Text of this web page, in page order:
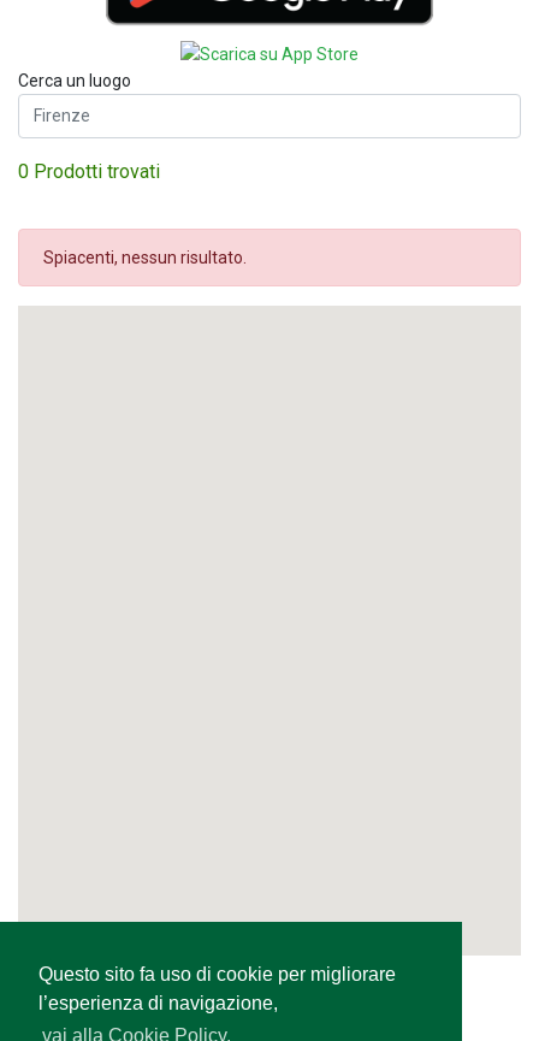
Questo sito fa uso di cookie per migliorare
l’esperienza di navigazione,
vai alla Cookie Policy.
Cerca un luogo
0 Prodotti trovati
Spiacenti, nessun risultato.